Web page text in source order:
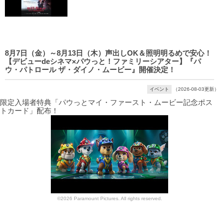
8月7日（金）～8月13日（木）声出しOK＆照明明るめで安心！
【デビューdeシネマ×パウっと！ファミリーシアター】『パ
ウ・パトロール ザ・ダイノ・ムービー』開催決定！
イベント （2026-08-03更新）
限定入場者特典「パウっとマイ・ファースト・ムービー記念ポス
トカード」配布！
©2026 Paramount Pictures. All rights reserved.